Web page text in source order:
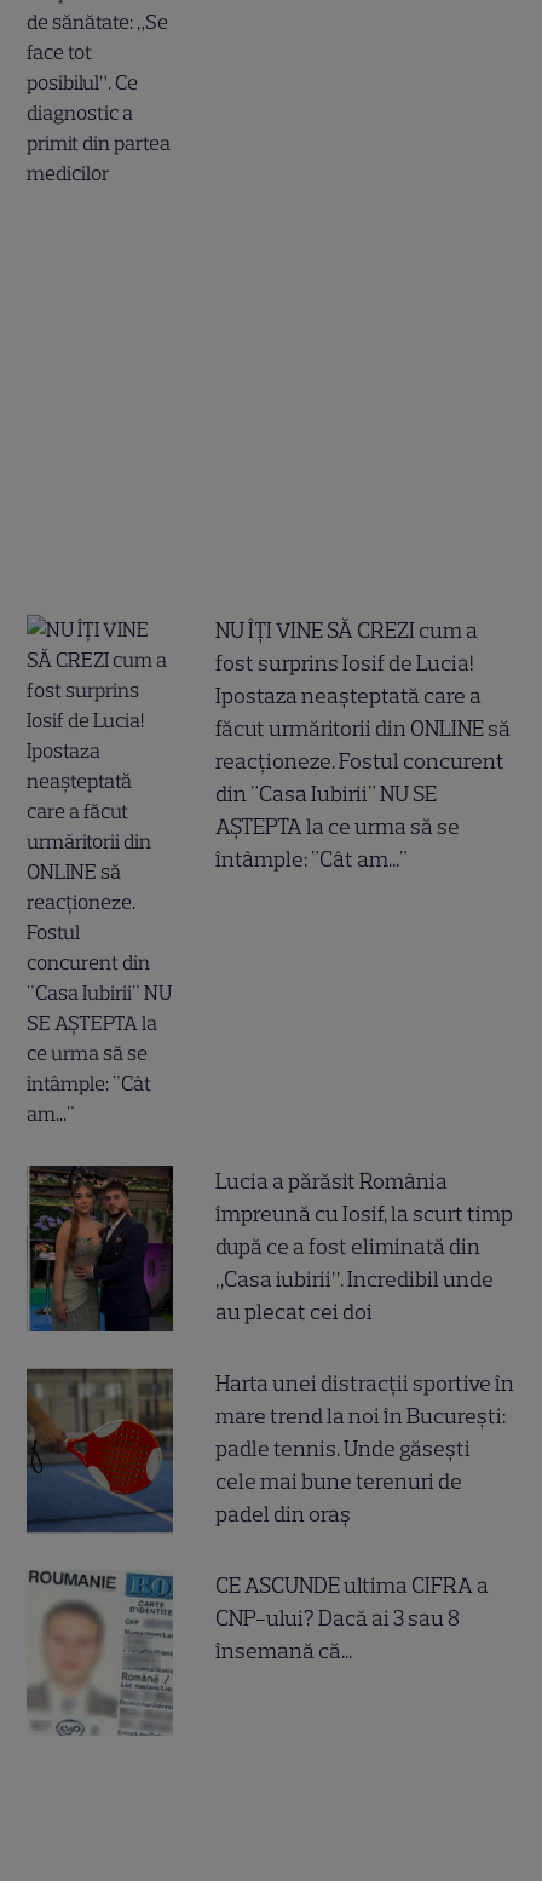
NU ÎȚI VINE SĂ CREZI cum a
fost surprins Iosif de Lucia!
Ipostaza neașteptată care a
făcut urmăritorii din ONLINE să
reacționeze. Fostul concurent
din "Casa Iubirii" NU SE
AȘTEPTA la ce urma să se
întâmple: "Cât am..."
Lucia a părăsit România
împreună cu Iosif, la scurt timp
după ce a fost eliminată din
„Casa iubirii”. Incredibil unde
au plecat cei doi
Harta unei distracții sportive în
mare trend la noi în București:
padle tennis. Unde găsești
cele mai bune terenuri de
padel din oraș
CE ASCUNDE ultima CIFRA a
CNP-ului? Dacă ai 3 sau 8
însemană că...